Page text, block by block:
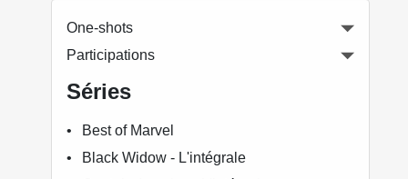
One-shots
Participations
Séries
Best of Marvel
Black Widow - L'intégrale